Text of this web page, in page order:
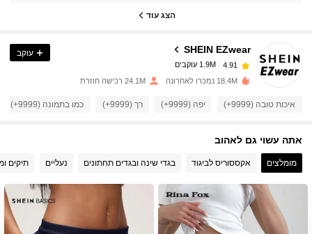
הצג עוד
SHEIN EZwear
1.9M עוקבים
7***n
שילם לפני יום אחד
4.91
4.91 1.9M עוקבים
4.91 1.9M עוקבים
4.91 1.9M עוקבים
עוקב
18.4M נמכרו לאחרונה 24.1M רכישה חוזרת
איכות טובה (9999+) יפה (9999+) רך (9999+) כמו בתמונה (9999+)
אתה עשוי גם לאהוב
מומלצים אקססוריס לביגוד בגדי שינה ובגדים תחתונים נעליים תיקים